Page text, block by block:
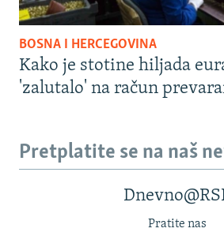
BOSNA I HERCEGOVINA
Kako je stotine hiljada
'zalutalo' na račun
Pretplatite se na naš
Pratite nas